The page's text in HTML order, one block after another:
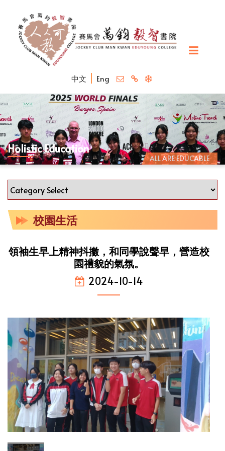
中文 Eng
ALL ARE EDUCABLE
Holistic Education
校園生活
領袖生早上精神抖擻，和同學說聲早，營造校
園禮貌的氣氛。
2024-10-14